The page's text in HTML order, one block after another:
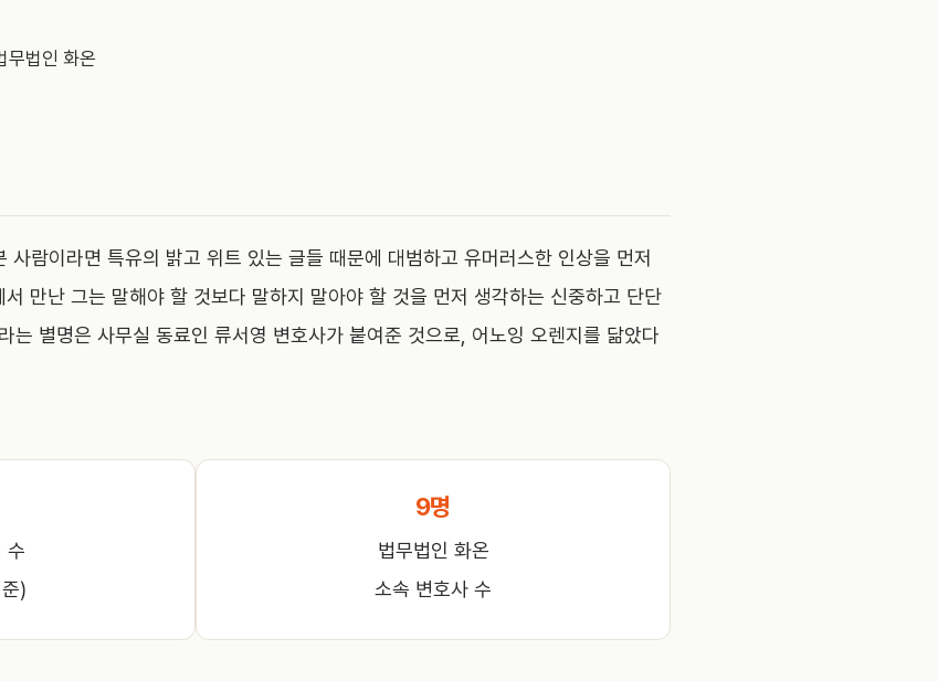
무법인 화온
사람이라면 특유의 밝고 위트 있는 글들 때문에 대범하고 유머러스한 인상을 먼저
만난 그는 말해야 할 것보다 말하지 말아야 할 것을 먼저 생각하는 신중하고 단단
는 별명은 사무실 동료인 류서영 변호사가 붙여준 것으로, 어노잉 오렌지를 닮았다
수
)
9명
법무법인 화온
소속 변호사 수